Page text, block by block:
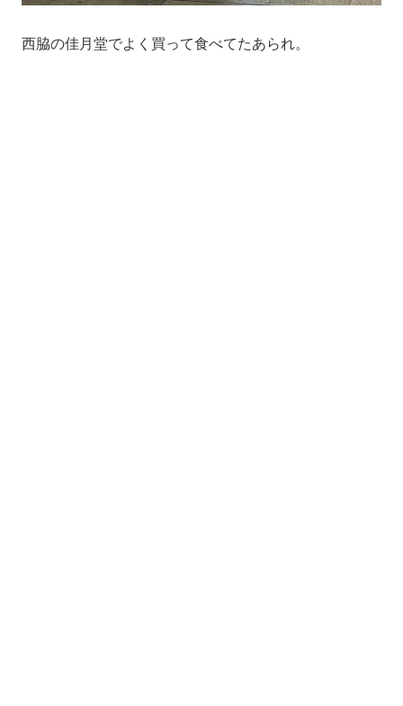
西脇の佳月堂でよく買って食べてたあられ。